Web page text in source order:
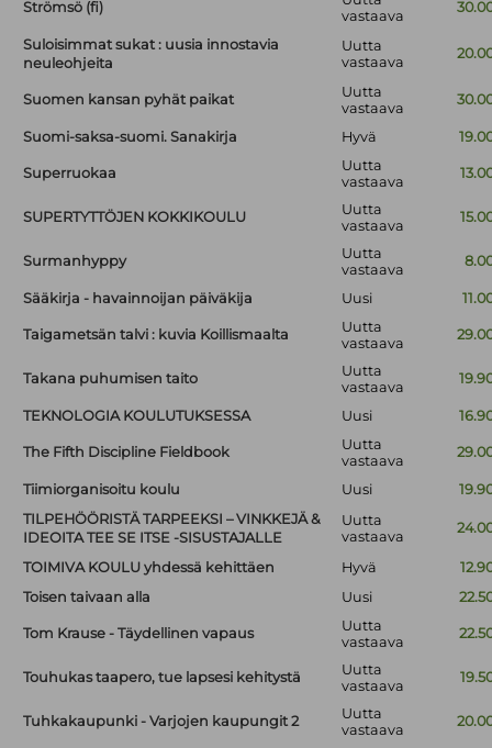
Strömsö (fi)
vastaava
Suloisimmat sukat : uusia innostavia
neuleohjeita
Uutta
vastaava
Suomen kansan pyhät paikat
Uutta
vastaava
Suomi-saksa-suomi. Sanakirja Hyvä
Superruokaa
Uutta
vastaava
SUPERTYTTÖJEN KOKKIKOULU
Uutta
vastaava
Surmanhyppy
Uutta
vastaava
Sääkirja - havainnoijan päiväkija Uusi
Taigametsän talvi : kuvia Koillismaalta
Uutta
vastaava
Takana puhumisen taito
Uutta
vastaava
TEKNOLOGIA KOULUTUKSESSA Uusi
The Fifth Discipline Fieldbook
Uutta
vastaava
Tiimiorganisoitu koulu Uusi
TILPEHÖÖRISTÄ TARPEEKSI – VINKKEJÄ &
IDEOITA TEE SE ITSE -SISUSTAJALLE
Uutta
vastaava
TOIMIVA KOULU yhdessä kehittäen Hyvä
Toisen taivaan alla
Uusi
Tom Krause - Täydellinen vapaus
Uutta
vastaava
Touhukas taapero, tue lapsesi kehitystä
Uutta
vastaava
Tuhkakaupunki - Varjojen kaupungit 2
Uutta
vastaava